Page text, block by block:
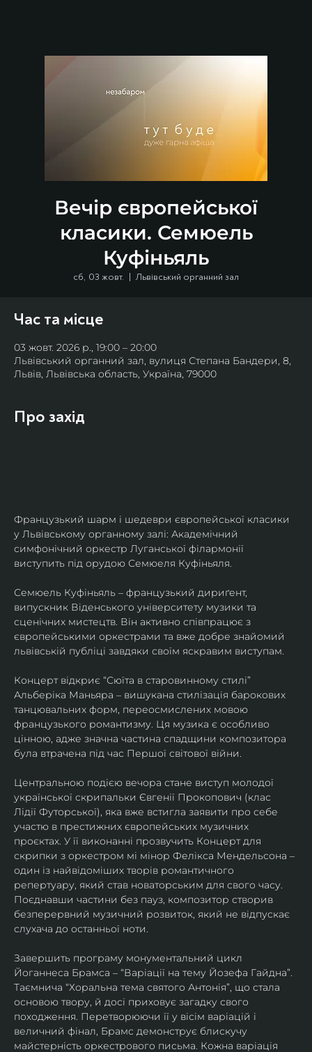
Вечір європейської
класики. Семюель
Куфіньяль
сб, 03 жовт.
  |
Львівський органний зал
Час та місце
03 жовт. 2026 р., 19:00 – 20:00
Львівський органний зал, вулиця Степана Бандери, 8,
Львів, Львівська область, Україна, 79000
Про захід
Французький шарм і шедеври європейської класики
у Львівському органному залі: Академічний
симфонічний оркестр Луганської філармонії
виступить під орудою Семюеля Куфіньяля.
Семюель Куфіньяль – французький дириґент,
випускник Віденського університету музики та
сценічних мистецтв. Він активно співпрацює з
європейськими оркестрами та вже добре знайомий
львівській публіці завдяки своїм яскравим виступам.
Концерт відкриє “Сюїта в старовинному стилі”
Альберіка Маньяра – вишукана стилізація барокових
танцювальних форм, переосмислених мовою
французького романтизму. Ця музика є особливо
цінною, адже значна частина спадщини композитора
була втрачена під час Першої світової війни.
Центральною подією вечора стане виступ молодої
української скрипальки Євгенії Прокопович (клас
Лідії Футорської), яка вже встигла заявити про себе
участю в престижних європейських музичних
проєктах. У її виконанні прозвучить Концерт для
скрипки з оркестром мі мінор Фелікса Мендельсона –
один із найвідоміших творів романтичного
репертуару, який став новаторським для свого часу.
Поєднавши частини без пауз, композитор створив
безперервний музичний розвиток, який не відпускає
слухача до останньої ноти.
Завершить програму монументальний цикл
Йоганнеса Брамса – “Варіації на тему Йозефа Гайдна”.
Таємнича “Хоральна тема святого Антонія”, що стала
основою твору, й досі приховує загадку свого
походження. Перетворюючи її у вісім варіацій і
величний фінал, Брамс демонструє блискучу
майстерність оркестрового письма. Кожна варіація